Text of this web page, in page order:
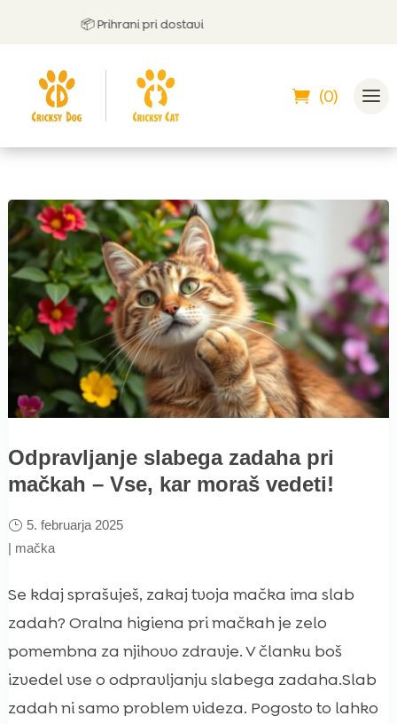
📦 Prihrani pri dostavi
(0)
Odpravljanje slabega zadaha pri
mačkah – Vse, kar moraš vedeti!
5. februarja 2025
| mačka
Se kdaj sprašuješ, zakaj tvoja mačka ima slab
zadah? Oralna higiena pri mačkah je zelo
pomembna za njihovo zdravje. V članku boš
izvedel vse o odpravljanju slabega zadaha.Slab
zadah ni samo problem videza. Pogosto to lahko